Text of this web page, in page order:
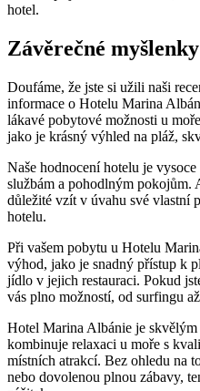
hotel.
Závěrečné myšlenky
Doufáme, že jste‌ si užili naši​
informace ⁤o Hotelu Marina
lákavé ⁢pobytové⁢ možnosti u⁤
jako ‍je krásný ⁤výhled na pláž,⁣
Naše ‌hodnocení hotelu je
službám a pohodlným pokojům.
důležité vzít v úvahu své vlastní
hotelu.
Při ‌vašem pobytu u​ Hotelu‌
výhod, ‍jako‍ je snadný přístup ⁣k
jídlo​ v‌ jejich restauraci.⁢ Pokud
vás plno možností, od surfingu
Hotel Marina Albánie​ je
kombinuje relaxaci​ u moře s
místních atrakcí. Bez ohledu ⁣na
nebo dovolenou plnou zábavy,